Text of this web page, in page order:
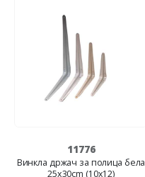
11776
Винкла држач за полица бела
25x30cm (10x12)